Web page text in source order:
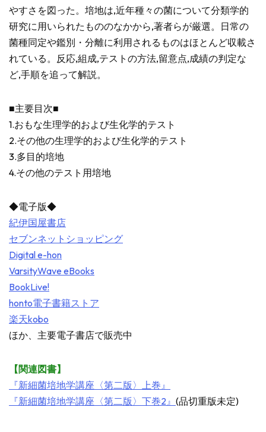
やすさを図った。培地は,近年種々の菌について分類学的
研究に用いられたもののなかから,著者らが厳選。日常の
菌種同定や鑑別・分離に利用されるものはほとんど収載さ
れている。反応,組成,テストの方法,留意点,成績の判定な
ど,手順を追って解説。
■主要目次■
1.おもな生理学的および生化学的テスト
2.その他の生理学的および生化学的テスト
3.多目的培地
4.その他のテスト用培地
◆電子版◆
紀伊国屋書店
セブンネットショッピング
Digital e-hon
VarsityWave eBooks
BookLive!
honto電子書籍ストア
楽天kobo
ほか、主要電子書店で販売中
【関連図書】
『新細菌培地学講座〈第二版〉上巻』
『新細菌培地学講座〈第二版〉下巻2』 (品切重版未定)